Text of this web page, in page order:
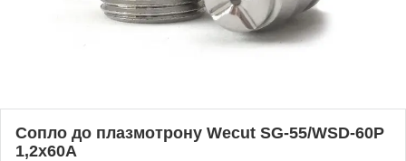
Сопло до плазмотрону Wecut SG-55/WSD-60P
1,2x60A